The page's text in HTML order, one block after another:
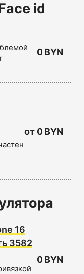
id
0 BYN
от 0 BYN
16
3582
0 BYN